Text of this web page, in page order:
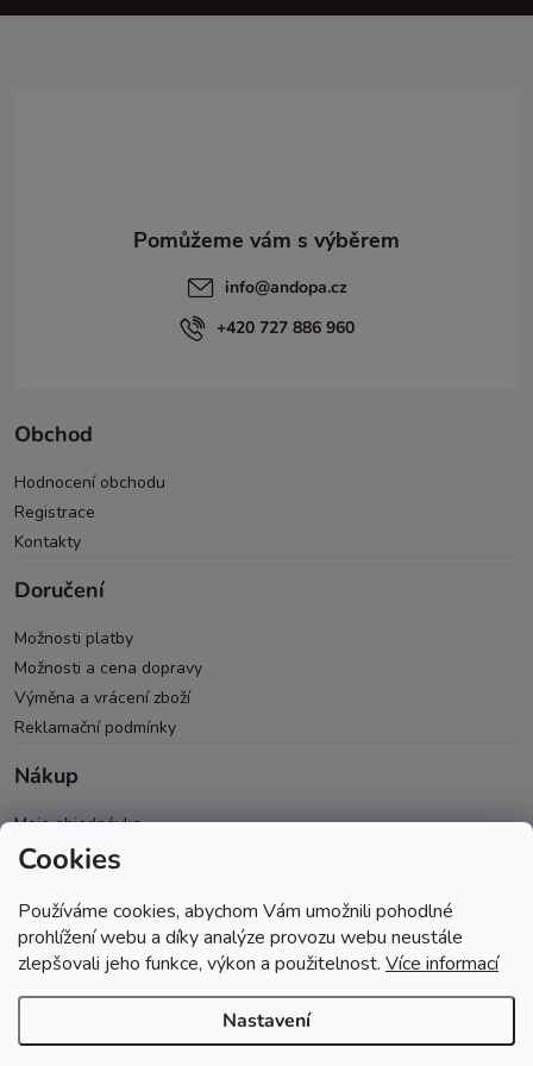
Cookies
Používáme cookies, abychom Vám umožnili pohodlné
prohlížení webu a díky analýze provozu webu neustále
zlepšovali jeho funkce, výkon a použitelnost. Více informací
Nastavení
a
info@andopa.cz
+420 727 886 960
Obchod
Hodnocení obchodu
Registrace
Kontakty
Doručení
Možnosti platby
Možnosti a cena dopravy
Výměna a vrácení zboží
Reklamační podmínky
Nákup
Moje objednávka
Všeobecné obchodní podmínky
Spolupráce PRO & B2B